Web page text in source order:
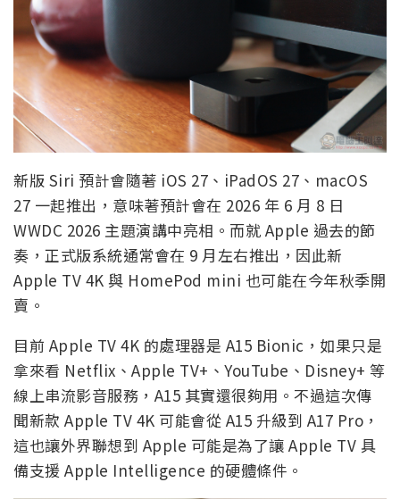
新版 Siri 預計會隨著 iOS 27、iPadOS 27、macOS
27 一起推出，意味著預計會在 2026 年 6 月 8 日
WWDC 2026 主題演講中亮相。而就 Apple 過去的節
奏，正式版系統通常會在 9 月左右推出，因此新
Apple TV 4K 與 HomePod mini 也可能在今年秋季開
賣。
目前 Apple TV 4K 的處理器是 A15 Bionic，如果只是
拿來看 Netflix、Apple TV+、YouTube、Disney+ 等
線上串流影音服務，A15 其實還很夠用。不過這次傳
聞新款 Apple TV 4K 可能會從 A15 升級到 A17 Pro，
這也讓外界聯想到 Apple 可能是為了讓 Apple TV 具
備支援 Apple Intelligence 的硬體條件。